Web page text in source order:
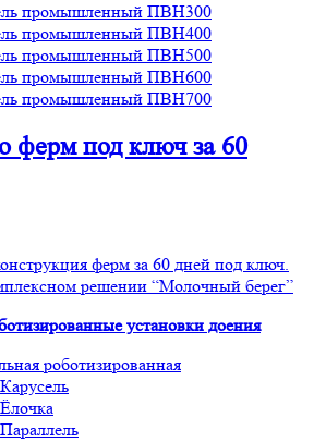
промышленный ПВН300
промышленный ПВН400
промышленный ПВН500
промышленный ПВН600
промышленный ПВН700
фермпод ключ за 60
ферм за 60 дней под ключ.
решении “Молочный берег”
установки доения
роботизированная